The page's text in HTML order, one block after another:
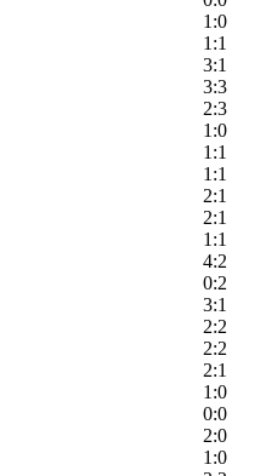
1:0
1:1
3:1
3:3
2:3
1:0
1:1
1:1
2:1
2:1
1:1
4:2
0:2
3:1
2:2
2:2
2:1
1:0
0:0
2:0
1:0